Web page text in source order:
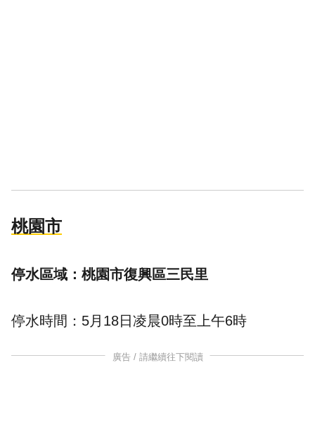
桃園市
停水區域：桃園市復興區三民里
停水時間：5月18日凌晨0時至上午6時
廣告 / 請繼續往下閱讀